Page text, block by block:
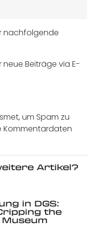
nachfolgende
Beiträge via E-
um Spam zu
Kommentardaten
Artikel?
in DGS:
the